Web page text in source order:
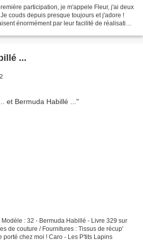
participation, je m'appele Fleur, j'ai deux
couds depuis presque toujours et j'adore !
énormément par leur facilité de réalisation
...
Modèle : 32 - Bermuda Habillé - Livre 329 sur
de couture / Fournitures : Tissus de récup'
porté chez moi ! Caro - Les P'tits Lapins